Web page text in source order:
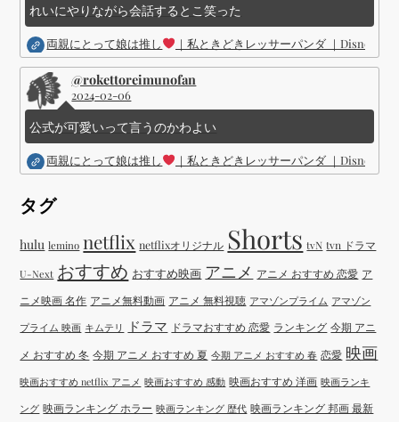
れいにやりながら会話するとこ笑った
両親にとって娘は推し ｜私ときどきレッサーパンダ ｜Disney (
@rokettoreimunofan
2024-02-06
公式が可愛いって言うのかわよい
両親にとって娘は推し ｜私ときどきレッサーパンダ ｜Disney (
タグ
hulu lemino netflix netflixオリジナル Shorts tvN tvn ドラマ
U-Next おすすめ おすすめ映画 アニメ アニメ おすすめ 恋愛 ア
ニメ映画 名作 アニメ無料動画 アニメ 無料視聴 アマゾンプライム アマゾン
プライム 映画 キムテリ ドラマ ドラマおすすめ 恋愛 ランキング 今期 アニ
メ おすすめ 冬 今期 アニメ おすすめ 夏 今期 アニメ おすすめ 春 恋愛 映画
映画おすすめ netflix アニメ 映画おすすめ 感動 映画おすすめ 洋画 映画ランキ
ング 映画ランキング ホラー 映画ランキング 歴代 映画ランキング 邦画 最新